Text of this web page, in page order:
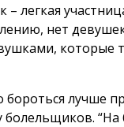
легкая
нет
которые
бороться лучше
болельщиков.